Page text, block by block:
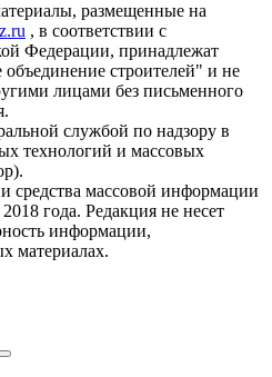
размещенные на
, в соответствии с
Федерации, принадлежат
строителей" и не
лицами без письменного
службой по надзору в
технологий и массовых
средства массовой информации
года. Редакция не несет
информации,
материалах.